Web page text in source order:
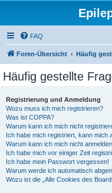
FAQ
Foren-Übersicht Häufig
Häufig gestellte
Registrierung und Anmeldung
Wozu muss ich mich registrieren?
Was ist COPPA?
Warum kann ich mich nicht
Ich habe mich registriert, kann mich
Warum kann ich mich nicht
Ich habe mich vor einiger Zeit
Ich habe mein Passwort vergessen!
Warum werde ich automatisch
Wozu ist die „Alle Cookies des